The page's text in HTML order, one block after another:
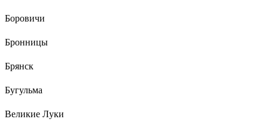
Боровичи
Бронницы
Брянск
Бугульма
Великие Луки